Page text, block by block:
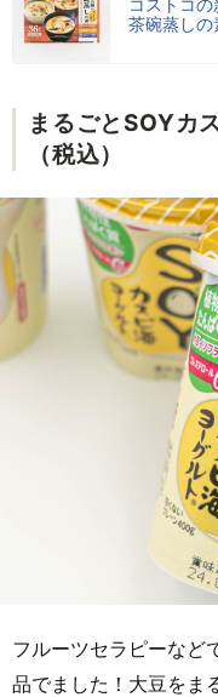
茶碗蒸しの
まるごとSOYカ
（税込）
フルーツセラピーなど
品でました！大豆をま